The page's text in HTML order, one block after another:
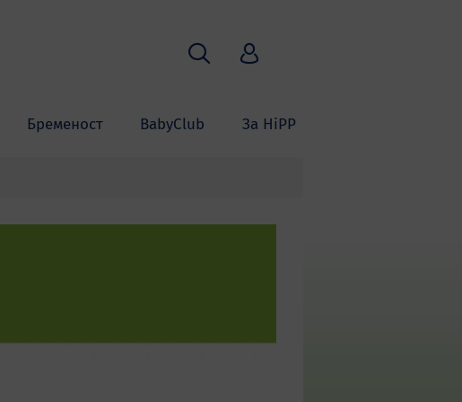
Бременост BabyClub За HiPP
Пребарување
HiPP Babyclub